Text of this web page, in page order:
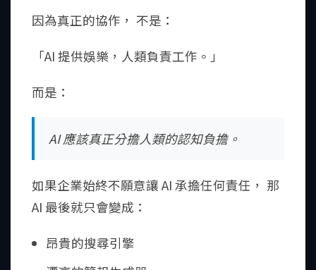
因為真正的協作， 不是：
「AI 提供娛樂，人類負責工作。」
而是：
AI 應該真正分擔人類的認知負擔。
如果企業始終不願意讓 AI 承擔任何責任， 那
AI 最後就只會變成：
昂貴的搜尋引擎